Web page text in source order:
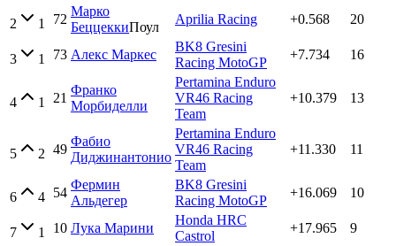
2 1 72
Марко
БеццеккиПоул
Aprilia Racing +0.568 20
3 1 73 Алекс Маркес
BK8 Gresini
Racing MotoGP
+7.734 16
4 1 21
Франко
Морбиделли
Pertamina Enduro
VR46 Racing
Team
+10.379 13
5 2 49
Фабио
Диджинантонио
Pertamina Enduro
VR46 Racing
Team
+11.330 11
6 4 54
Фермин
Альдегер
BK8 Gresini
Racing MotoGP
+16.069 10
7 1 10 Лука Марини
Honda HRC
Castrol
+17.965 9